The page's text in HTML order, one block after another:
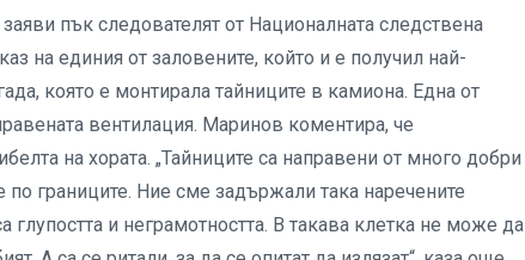
пък следователят от Националната следствена
на единия от заловените, който и е получил най-
която е монтирала тайниците в камиона. Една от
вентилация. Маринов коментира, че
на хората. „Тайниците са направени от много добри
границите. Ние сме задържали така наречените
глупостта и неграмотността. В такава клетка не може да